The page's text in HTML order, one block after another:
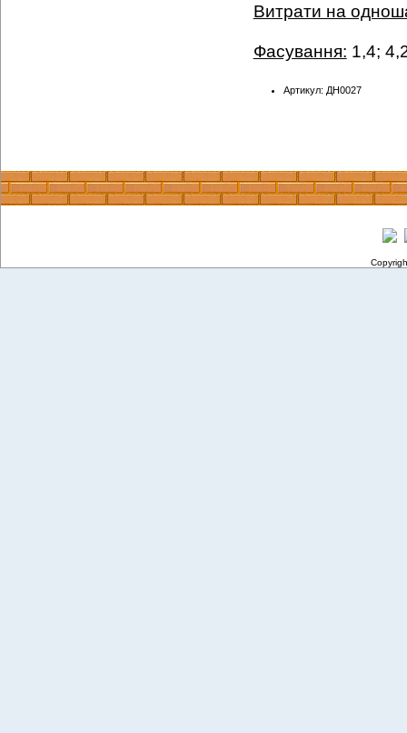
Витрати на
Фасування: 1,4;
Артикул: ДН0027